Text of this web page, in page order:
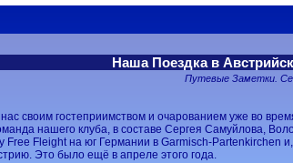
Наша Поездка в
Путевые Заметки.
своим гостеприимством и очарованием уже во
нашего клуба, в составе Сергея Самуйлова,
Free Fleight на юг Германии в Garmisch-Partenkirchen
Это было ещё в апреле этого года.